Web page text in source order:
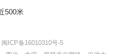
500米
闽ICP备16010310号-5